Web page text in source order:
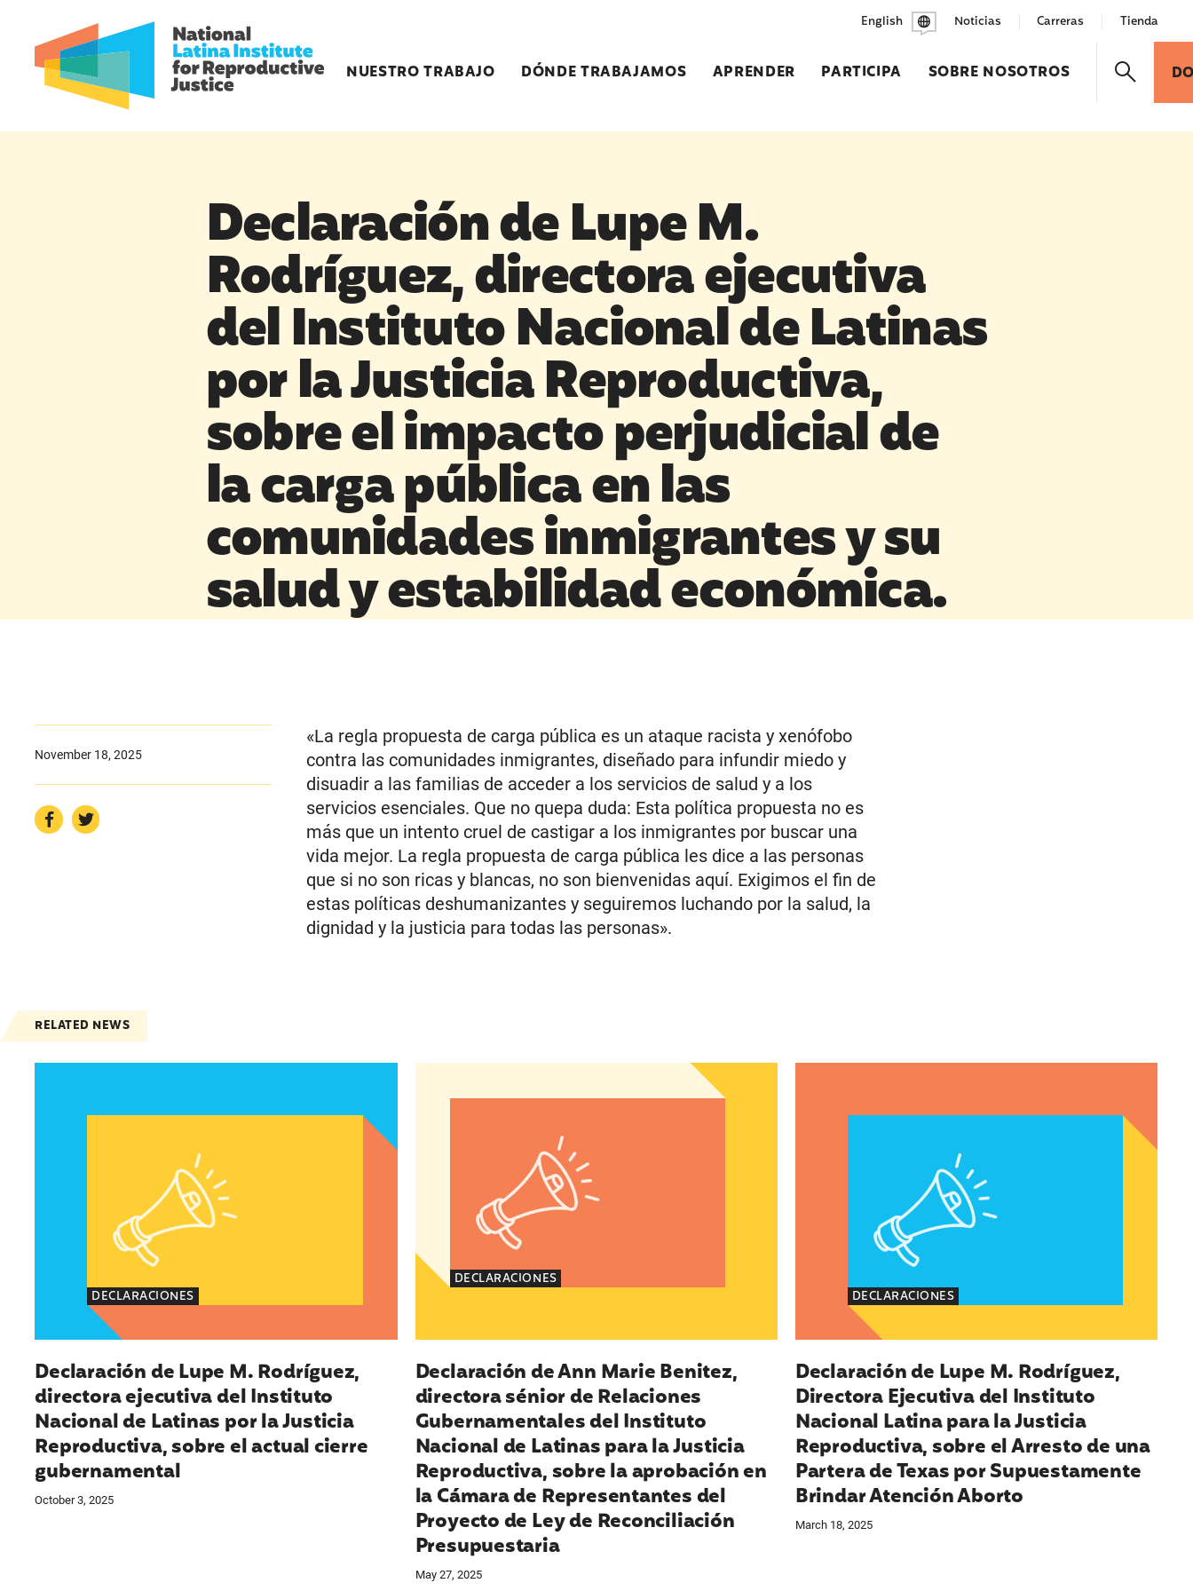
NUESTRO TRABAJO DÓNDE TRABAJAMOS APRENDER PARTICIPA SOBRE NOSOTROS
English Noticias Carreras Tienda
Declaración de Lupe M.
Rodríguez, directora ejecutiva
del Instituto Nacional de Latinas
por la Justicia Reproductiva,
sobre el impacto perjudicial de
la carga pública en las
comunidades inmigrantes y su
salud y estabilidad económica.
November 18, 2025
«La regla propuesta de carga pública es un ataque racista y xenófobo
contra las comunidades inmigrantes, diseñado para infundir miedo y
disuadir a las familias de acceder a los servicios de salud y a los
servicios esenciales. Que no quepa duda: Esta política propuesta no es
más que un intento cruel de castigar a los inmigrantes por buscar una
vida mejor. La regla propuesta de carga pública les dice a las personas
que si no son ricas y blancas, no son bienvenidas aquí. Exigimos el fin de
estas políticas deshumanizantes y seguiremos luchando por la salud, la
dignidad y la justicia para todas las personas».
RELATED NEWS
Declaración de Lupe M. Rodríguez, directora ejecutiva del Instituto Nacional de Latinas por la Justicia Reproductiva, sobre el actual cierre
DECLARACIONES
Declaración de Lupe M. Rodríguez,
directora ejecutiva del Instituto
Nacional de Latinas por la Justicia
Reproductiva, sobre el actual cierre
gubernamental
October 3, 2025
Declaración de Ann Marie Benitez, directora sénior de Relaciones Gubernamentales del
DECLARACIONES
Declaración de Ann Marie Benitez,
directora sénior de Relaciones
Gubernamentales del Instituto
Nacional de Latinas para la Justicia
Reproductiva, sobre la aprobación en
la Cámara de Representantes del
Proyecto de Ley de Reconciliación
Presupuestaria
May 27, 2025
DECLARACIONES
Declaración de Lupe M. Rodríguez,
Directora Ejecutiva del Instituto
Nacional Latina para la Justicia
Reproductiva, sobre el Arresto de una
Partera de Texas por Supuestamente
Brindar Atención Aborto
March 18, 2025